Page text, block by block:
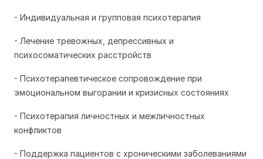
- Индивидуальная и групповая психотерапия
- Лечение тревожных, депрессивных и
психосоматических расстройств
- Психотерапевтическое сопровождение при
эмоциональном выгорании и кризисных состояниях
- Психотерапия личностных и межличностных
конфликтов
- Поддержка пациентов с хроническими заболеваниями